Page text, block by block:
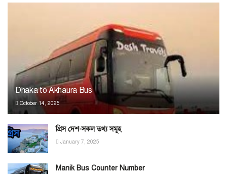
Dhaka to Akhaura Bus
October 14, 2025
গ্রিস দেশ-সকল তথ্য সমূহ
January 7, 2025
Manik Bus Counter Number